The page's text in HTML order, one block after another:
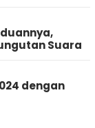
Suara
dengan